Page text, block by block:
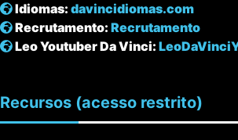
Idiomas: davincidiomas.com
Recrutamento: Recrutamento
Leo Youtuber Da Vinci:
Recursos (acesso restrito)